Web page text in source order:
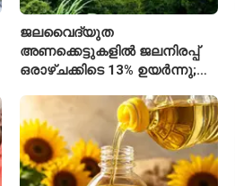
ജലവൈദ്യുത
അണക്കെട്ടുകളിൽ ജലനിരപ്പ്
ഒരാഴ്ചക്കിടെ 13% ഉയർന്നു;
ഇപ്പോഴും കുറവ്